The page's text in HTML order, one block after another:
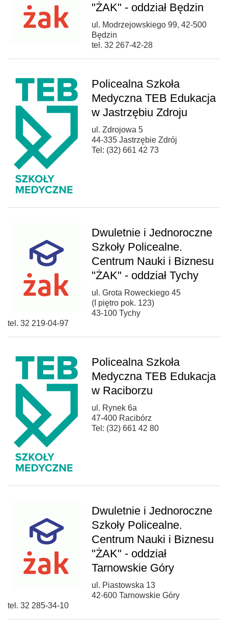
"ŻAK" - oddział Będzin
ul. Modrzejowskiego 99, 42-500
Będzin
tel. 32 267-42-28
Policealna Szkoła
Medyczna TEB Edukacja
w Jastrzębiu Zdroju
ul. Zdrojowa 5
44-335 Jastrzębie Zdrój
Tel: (32) 661 42 73
Dwuletnie i Jednoroczne
Szkoły Policealne.
Centrum Nauki i Biznesu
"ŻAK" - oddział Tychy
ul. Grota Roweckiego 45
(I piętro pok. 123)
43-100 Tychy
tel. 32 219-04-97
Policealna Szkoła
Medyczna TEB Edukacja
w Raciborzu
ul. Rynek 6a
47-400 Racibórz
Tel: (32) 661 42 80
Dwuletnie i Jednoroczne
Szkoły Policealne.
Centrum Nauki i Biznesu
"ŻAK" - oddział
Tarnowskie Góry
ul. Piastowska 13
42-600 Tarnowskie Góry
tel. 32 285-34-10